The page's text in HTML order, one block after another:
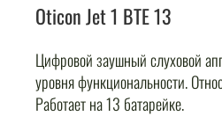
Oticon Jet 1 BTE 13
Цифровой заушный слуховой
уровня функциональности.
Работает на 13 батарейке.
Индивидуальный ушной
Индивидуальные ушные
на базе отопластических
фотопласт, акрил, силикон.